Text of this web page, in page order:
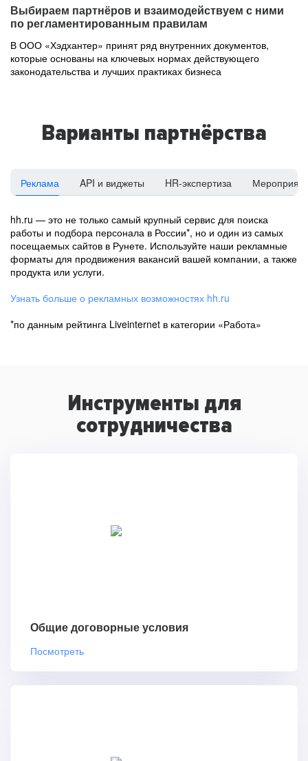
Выбираем партнёров и взаимодействуем с ними
по регламентированным правилам
В ООО «Хэдхантер» принят ряд внутренних документов,
которые основаны на ключевых нормах действующего
законодательства и лучших практиках бизнеса
Варианты партнёрства
Реклама API и виджеты HR-экспертиза
hh.ru — это не только самый крупный сервис для поиска
работы и подбора персонала в России*, но и один из самых
посещаемых сайтов в Рунете. Используйте наши рекламные
форматы для продвижения вакансий вашей компании, а также
продукта или услуги.
Узнать больше о рекламных возможностях hh.ru
*по данным рейтинга Liveinternet в категории «Работа»
Инструменты для
сотрудничества
Общие договорные условия
Посмотреть